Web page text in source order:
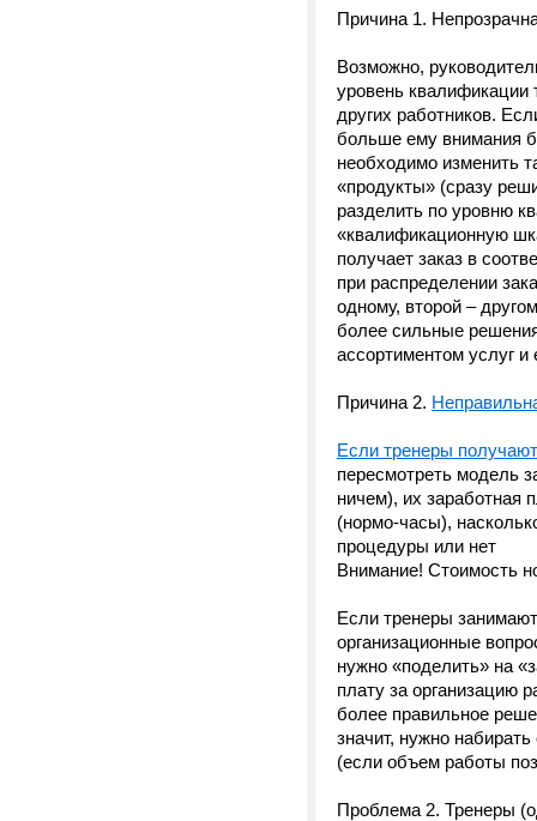
Причина 1.
Возможно,
уровень квалификации
других работников.
больше ему внимания
необходимо изменить
«продукты» (сразу
разделить по уровню
«квалификационную
получает заказ в
при распределении
одному, второй –
более сильные
ассортиментом услуг и
Причина 2.
Если тренеры
пересмотреть модель
ничем), их заработная
(нормо-часы),
процедуры или нет
Внимание! Стоимость
Если тренеры
организационные
нужно «поделить» на
плату за организацию
более правильное
значит, нужно
(если объем работы
Проблема 2. Тренеры